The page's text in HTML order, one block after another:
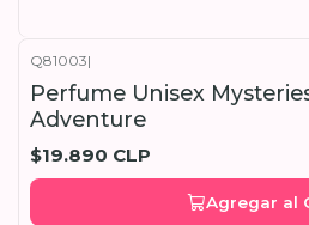
Q81003|
Perfume Unisex
Adventure
$19.890 CLP
Agregar al